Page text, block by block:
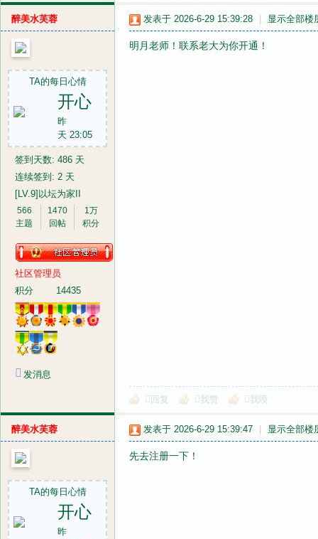
醉美水芙蓉
TA的每日心情
开心
昨
天 23:05
签到天数: 486 天
连续签到: 2 天
[LV.9]以坛为家II
566
主题
1470
回帖
1万
积分
社区管理员
积分
14435
发消息
发表于 2026-6-29 15:39:28 显示全部楼
明月老师！联系老大为你开通！
回复 我赞 我喷
醉美水芙蓉
TA的每日心情
开心
昨
发表于 2026-6-29 15:39:47 显示全部楼
先去注册一下！